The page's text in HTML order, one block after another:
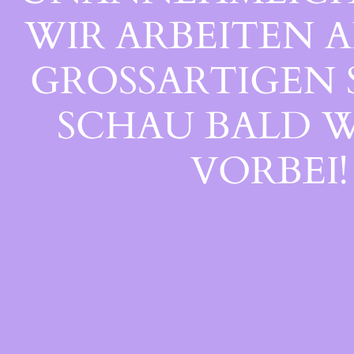
WIR ARBEITEN
GROSSARTIGEN
CHAU BALD
ORBEI!